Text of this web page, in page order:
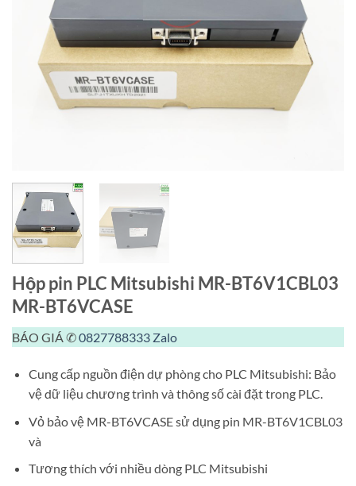
Hộp pin PLC Mitsubishi MR-BT6V1CBL03
MR-BT6VCASE
BÁO GIÁ ✆0827788333 Zalo
Cung cấp nguồn điện dự phòng cho PLC Mitsubishi: Bảo
vệ dữ liệu chương trình và thông số cài đặt trong PLC.
Vỏ bảo vệ MR-BT6VCASE sử dụng pin MR-BT6V1CBL03
và
Tương thích với nhiều dòng PLC Mitsubishi